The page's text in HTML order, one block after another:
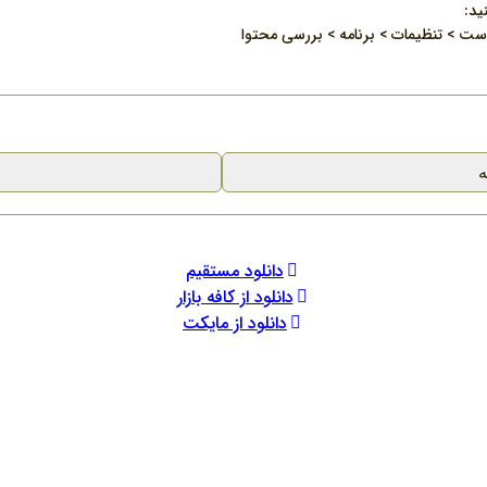
> تنظیمات > برنامه > بررسی محتوا
دانلود مستقیم
دانلود از کافه بازار
دانلود از مایکت